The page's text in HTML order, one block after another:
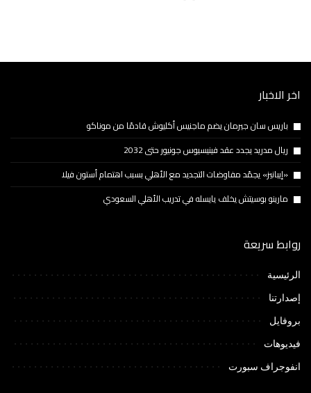
اخر الاخبار
باريس سان جيرمان يضم ماجنيس أكليوش قادمًا من موناكو
ريال مدريد يجدد عقد فينيسيوس جونيور حتى 2032
«إيبانيز» يجمّد مفاوضات التجديد مع الأهلي بسبب اهتمام أستون فيلا
مارينو بوسيتش يخلف يايسله في تدريب الأهلي السعودي
روابط سريعة
الرئيسية
إصدارتنا
بروفايل
فيديوهات
انفوجراف سبورت